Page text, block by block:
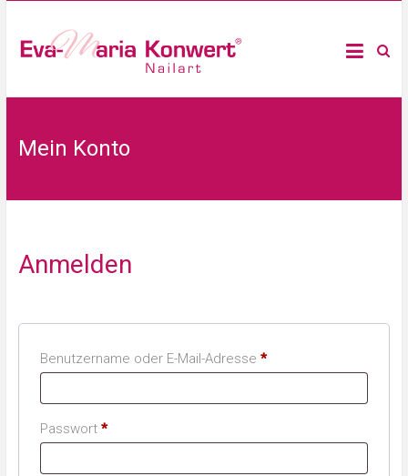
Mein Konto
Anmelden
Benutzername oder E-Mail-Adresse *
Passwort *